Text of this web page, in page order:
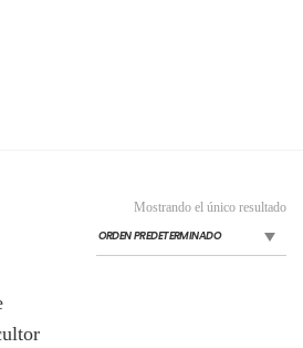
Mostrando el único resultado